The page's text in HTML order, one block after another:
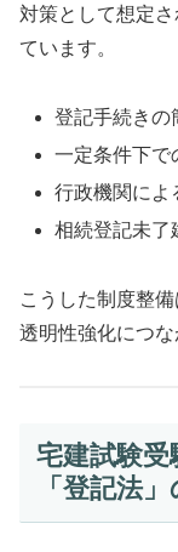
対策として想定
ています。
登記手続きの
一定条件下で
行政機関によ
相続登記未了
こうした制度整
透明性強化につな
宅建試験
「登記法